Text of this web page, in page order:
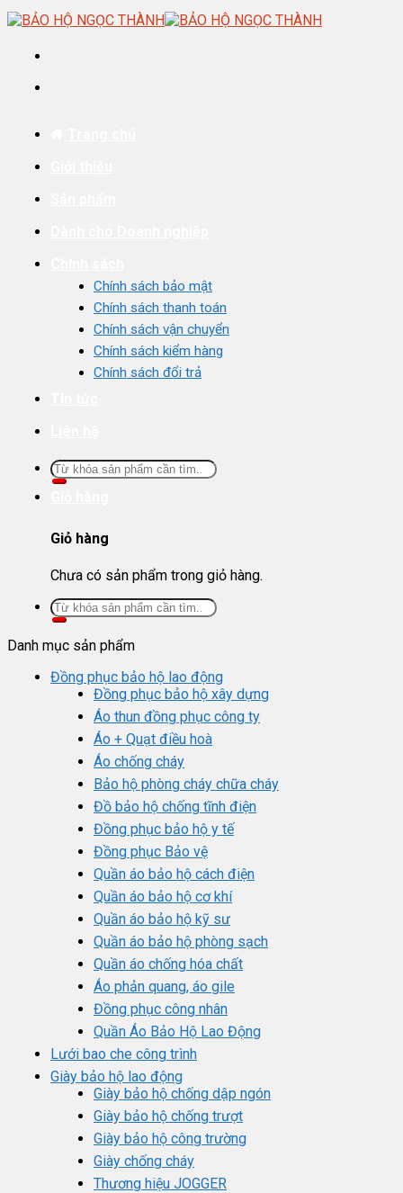
Skip
to
Chính sách bảo mật
Chính sách thanh toán
Chính sách vận chuyển
Chính sách kiểm hàng
Chính sách đổi trả
Tìm
kiếm:
Giỏ hàng
Chưa có sản phẩm trong giỏ hàng.
Tìm
kiếm:
Danh mục sản phẩm
Đồng phục bảo hộ lao động
Đồng phục bảo hộ xây dựng
Áo thun đồng phục công ty
Áo + Quạt điều hoà
Áo chống cháy
Bảo hộ phòng cháy chữa cháy
Đồ bảo hộ chống tĩnh điện
Đồng phục bảo hộ y tế
Đồng phục Bảo vệ
Quần áo bảo hộ cách điện
Quần áo bảo hộ cơ khí
Quần áo bảo hộ kỹ sư
Quần áo bảo hộ phòng sạch
Quần áo chống hóa chất
Áo phản quang, áo gile
Đồng phục công nhân
Quần Áo Bảo Hộ Lao Động
Lưới bao che công trình
Giày bảo hộ lao động
Giày bảo hộ chống dập ngón
Giày bảo hộ chống trượt
Giày bảo hộ công trường
Giày chống cháy
Thương hiệu JOGGER